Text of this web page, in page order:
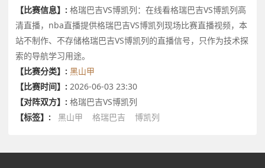
【比赛信息】: 格瑞巴吉VS博凯列：在线看格瑞巴吉VS博凯列高
清直播，nba直播提供格瑞巴吉VS博凯列现场比赛直播视频，本
站不制作、不存储格瑞巴吉VS博凯列的直播信号，只作为技术探
索的导航学习用途。
【比赛分类】: 黑山甲
【比赛时间】: 2026-06-03 23:30
【对阵双方】: 格瑞巴吉VS博凯列
【标签】:
黑山甲 格瑞巴吉 博凯列